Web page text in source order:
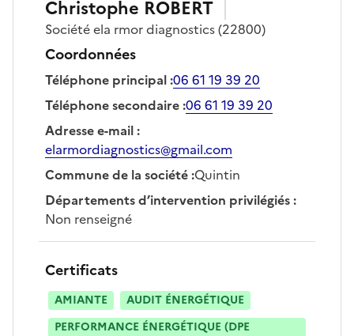
Christophe ROBERT
Sociétéela rmor diagnostics(22800)
Coordonnées
Téléphone principal:06 61 19 39 20
Téléphone secondaire:06 61 19 39 20
Adresse e-mail:
elarmordiagnostics@gmail.com
Commune de la société:Quintin
Départements d’intervention privilégiés:
Non renseigné
Certificats
AMIANTE
AUDIT ÉNERGÉTIQUE
PERFORMANCE ÉNERGÉTIQUE (DPE